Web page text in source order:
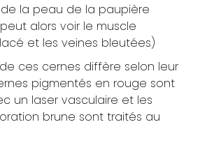
la peau de la paupière
alors voir le muscle
et les veines bleutées)
ces cernes diffère selon leur
pigmentés en rouge sont
un laser vasculaire et les
brune sont traités au